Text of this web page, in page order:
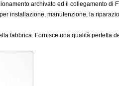
archivato ed il collegamento
installazione, manutenzione, la
fabbrica. Fornisce una qualità perfetta